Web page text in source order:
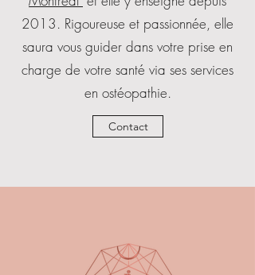
2013. Rigoureuse et passionnée, elle
saura vous guider dans votre prise en
charge de votre santé via ses services
en ostéopathie.
Contact